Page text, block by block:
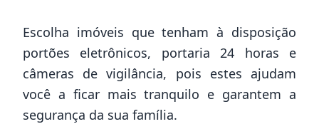
Escolha imóveis que tenham à disposição
portões eletrônicos, portaria 24 horas e
câmeras de vigilância, pois estes ajudam
você a ficar mais tranquilo e garantem a
segurança da sua família.